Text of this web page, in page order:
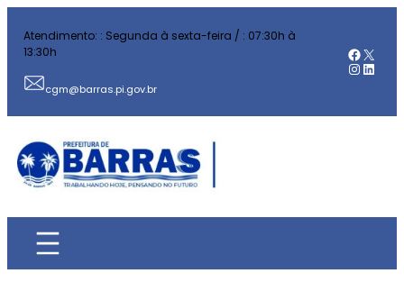
para
conteúdo
Atendimento: : Segunda à sexta-feira / : 07:30h à
13:30h
cgm@barras.pi.gov.br
X